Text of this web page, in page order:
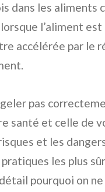
dans les
l’aliment
accélérée par le
pas
santé et celle de
et les
les plus
pourquoi on